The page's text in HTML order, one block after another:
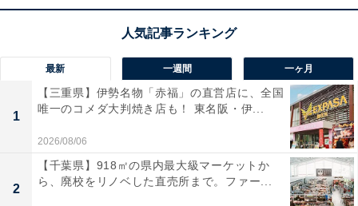
最新 一週間 一ヶ月
1
【三重県】伊勢名物「赤福」の直営店に、全国
唯一のコメダ大判焼き店も！ 東名阪・伊...
2026/08/06
2
【千葉県】918㎡の県内最大級マーケットか
ら、廃校をリノベした直売所まで。ファー...